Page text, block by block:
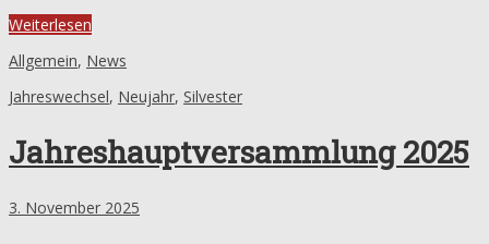
Weiterlesen
Allgemein, News
Jahreswechsel, Neujahr, Silvester
Jahreshauptversammlung 2025
3. November 2025